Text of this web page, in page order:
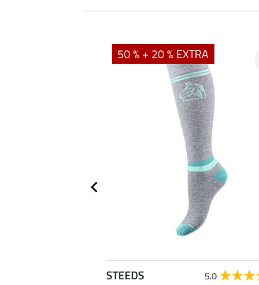
50 % + 20 % EXTRA
STEEDS 5.0